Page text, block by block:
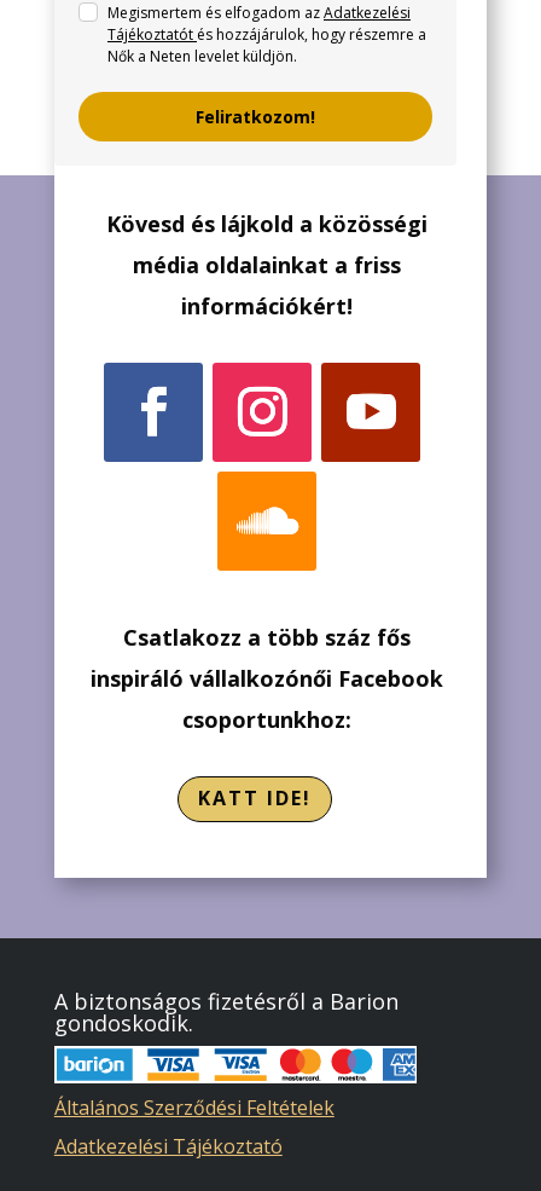
Megismertem és elfogadom azAdatkezelési
Tájékoztatót és hozzájárulok, hogy részemre a
Nők a Neten levelet küldjön.
Feliratkozom!
Kövesd és lájkold a közösségi
média oldalainkat a friss
információkért!
Csatlakozz a több száz fős
inspiráló vállalkozónői Facebook
csoportunkhoz:
KATT IDE!
A biztonságos fizetésről a Barion
gondoskodik.
Általános Szerződési Feltételek
Adatkezelési Tájékoztató